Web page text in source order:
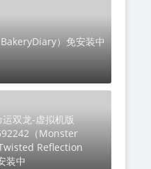
）免安装中
双龙-虚拟机版
（Monster
Reflection
装中